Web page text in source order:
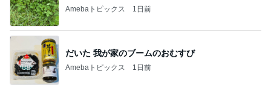
Amebaトピックス 1日前
だいた 我が家のブームのおむすび
Amebaトピックス 1日前